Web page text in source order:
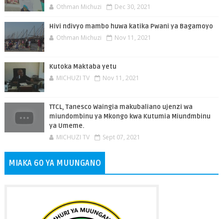
Othman Michuzi Dec 30, 2021
Hivi ndivyo mambo huwa katika Pwani ya Bagamoyo
Othman Michuzi Nov 11, 2021
Kutoka Maktaba yetu
MICHUZI TV Nov 11, 2021
TTCL, Tanesco Waingia makubaliano ujenzi wa
miundombinu ya Mkongo kwa Kutumia Miundmbinu
ya Umeme.
MICHUZI TV Sept 07, 2021
MIAKA 60 YA MUUNGANO